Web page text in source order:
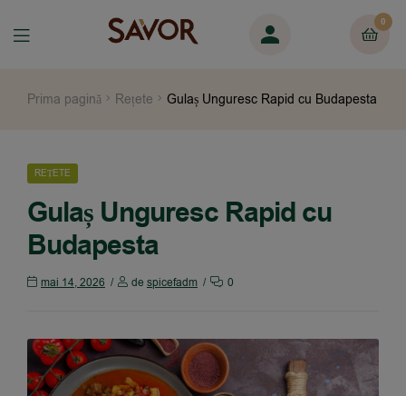
0
Prima pagină Rețete Gulaș Unguresc Rapid cu Budapesta
REȚETE
Gulaș Unguresc Rapid cu
Budapesta
mai 14, 2026 de spicefadm 0